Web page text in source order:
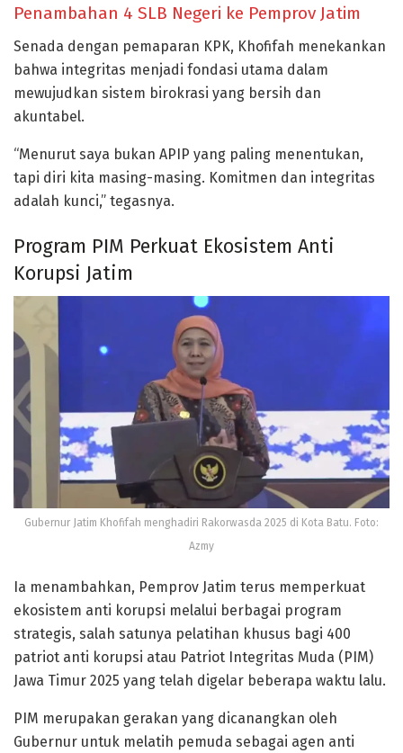
Penambahan 4 SLB Negeri ke Pemprov Jatim
Senada dengan pemaparan KPK, Khofifah menekankan
bahwa integritas menjadi fondasi utama dalam
mewujudkan sistem birokrasi yang bersih dan
akuntabel.
“Menurut saya bukan APIP yang paling menentukan,
tapi diri kita masing-masing. Komitmen dan integritas
adalah kunci,” tegasnya.
Program PIM Perkuat Ekosistem Anti
Korupsi Jatim
Gubernur Jatim Khofifah menghadiri Rakorwasda 2025 di Kota Batu. Foto:
Azmy
Ia menambahkan, Pemprov Jatim terus memperkuat
ekosistem anti korupsi melalui berbagai program
strategis, salah satunya pelatihan khusus bagi 400
patriot anti korupsi atau Patriot Integritas Muda (PIM)
Jawa Timur 2025 yang telah digelar beberapa waktu lalu.
PIM merupakan gerakan yang dicanangkan oleh
Gubernur untuk melatih pemuda sebagai agen anti